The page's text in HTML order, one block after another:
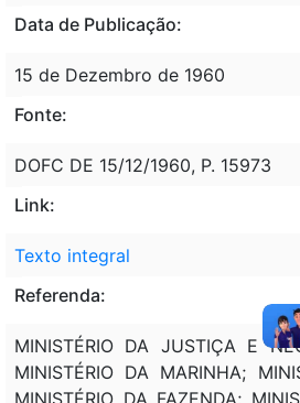
Data de Publicação:
15 de Dezembro de 1960
Fonte:
DOFC DE 15/12/1960, P. 15973
Link:
Texto integral
Referenda:
MINISTÉRIO DA JUSTIÇA E
MINISTÉRIO DA MARINHA;
MINISTÉRIO DA FAZENDA;